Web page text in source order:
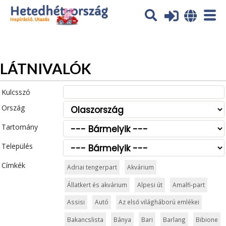
Az oldal sütiket (cookies) használ. További tájékoztatás itt:
Adatvédelmi tájékoztató
LÁTNIVALÓK
Kulcsszó
Ország
Tartomány
Település
Címkék
Adriai tengerpart Akvárium
Állatkert és akvárium Alpesi út Amalfi-part
Assisi Autó Az első világháború emlékei
Bakancslista Bánya Bari Barlang Bibione